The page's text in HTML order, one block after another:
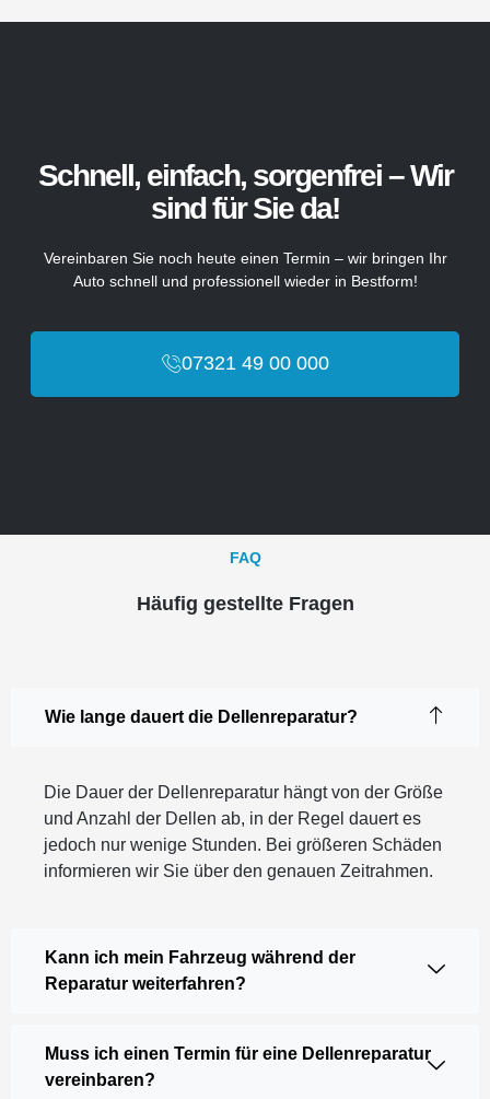
Schnell, einfach, sorgenfrei – Wir
sind für Sie da!
Vereinbaren Sie noch heute einen Termin – wir bringen Ihr
Auto schnell und professionell wieder in Bestform!
07321 49 00 000
FAQ
Häufig gestellte Fragen
Wie lange dauert die Dellenreparatur?
Die Dauer der Dellenreparatur hängt von der Größe
und Anzahl der Dellen ab, in der Regel dauert es
jedoch nur wenige Stunden. Bei größeren Schäden
informieren wir Sie über den genauen Zeitrahmen.
Kann ich mein Fahrzeug während der
Reparatur weiterfahren?
Muss ich einen Termin für eine Dellenreparatur
vereinbaren?